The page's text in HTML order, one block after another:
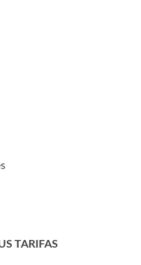
TARIFAS